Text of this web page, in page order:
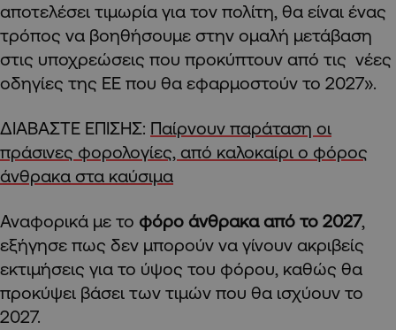
αποτελέσει τιμωρία για τον πολίτη, θα είναι ένας
τρόπος να βοηθήσουμε στην ομαλή μετάβαση
στις υποχρεώσεις που προκύπτουν από τις νέες
οδηγίες της ΕΕ που θα εφαρμοστούν το 2027».
ΔΙΑΒΑΣΤΕ ΕΠΙΣΗΣ: Παίρνουν παράταση οι
πράσινες φορολογίες, από καλοκαίρι ο φόρος
άνθρακα στα καύσιμα
Αναφορικά με το φόρο άνθρακα από το 2027,
εξήγησε πως δεν μπορούν να γίνουν ακριβείς
εκτιμήσεις για το ύψος του φόρου, καθώς θα
προκύψει βάσει των τιμών που θα ισχύουν το
2027.